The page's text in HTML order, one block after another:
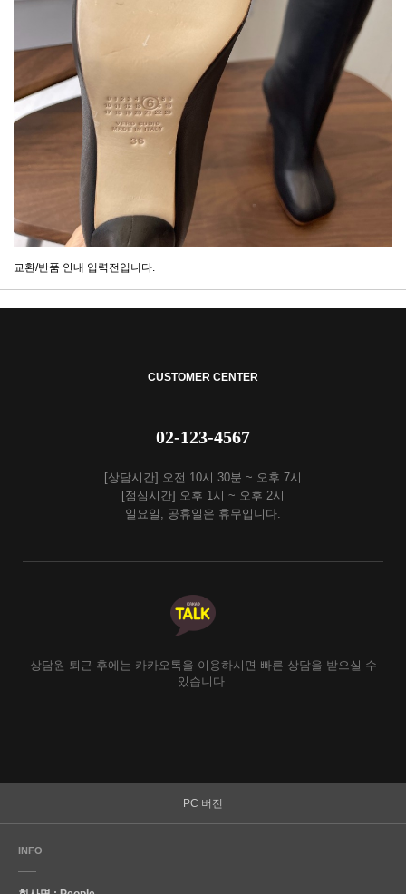
교환/반품 안내 입력전입니다.
CUSTOMER CENTER
02-123-4567
[상담시간] 오전 10시 30분 ~ 오후 7시
[점심시간] 오후 1시 ~ 오후 2시
일요일, 공휴일은 휴무입니다.
상담원 퇴근 후에는 카카오톡을 이용하시면 빠른 상담을 받으실 수
있습니다.
PC 버전
INFO